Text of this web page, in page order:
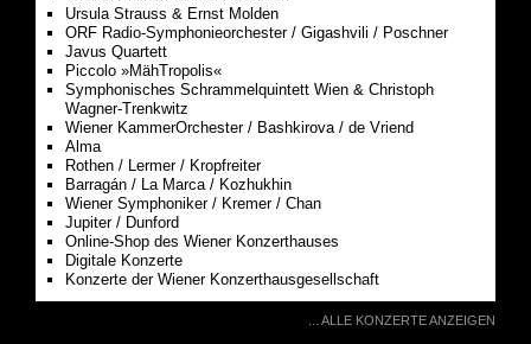
Symphonisches Schrammelquintett Wien & Christoph
Wagner-Trenkwitz
Wiener KammerOrchester / Bashkirova / de Vriend
Alma
Rothen / Lermer / Kropfreiter
Barragán / La Marca / Kozhukhin
Wiener Symphoniker / Kremer / Chan
Jupiter / Dunford
Online-Shop des Wiener Konzerthauses
Digitale Konzerte
Konzerte der Wiener Konzerthausgesellschaft
... ALLE KONZERTE ANZEIGEN
EREIGNISSE